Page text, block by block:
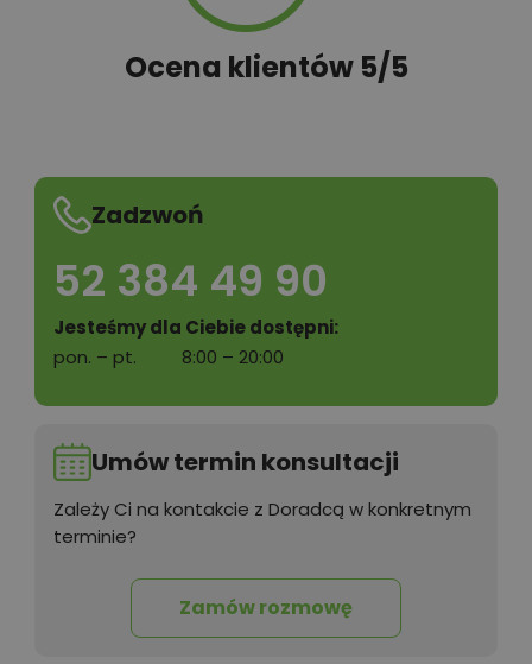
Ocena klientów 5/5
Zadzwoń
52 384 49 90
Jesteśmy dla Ciebie dostępni:
pon. – pt.
8:00 – 20:00
Umów termin konsultacji
Zależy Ci na kontakcie z Doradcą w konkretnym
terminie?
Zamów rozmowę